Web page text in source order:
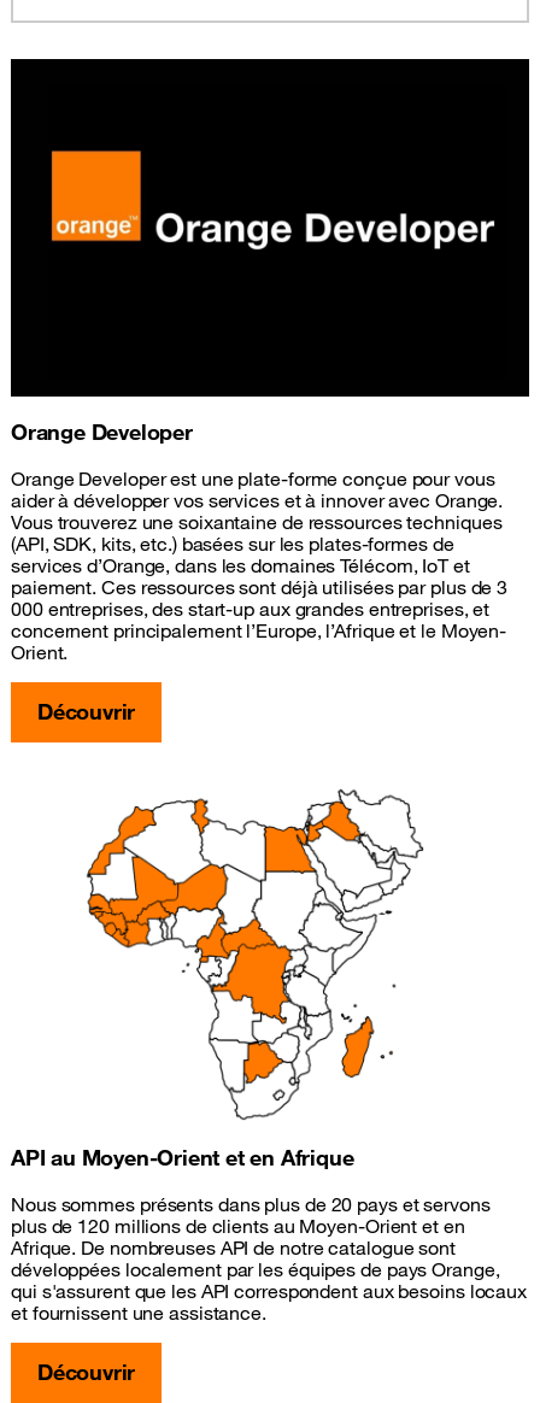
Orange Developer
Orange Developer est une plate-forme conçue pour vous
aider à développer vos services et à innover avec Orange.
Vous trouverez une soixantaine de ressources techniques
(API, SDK, kits, etc.) basées sur les plates-formes de
services d’Orange, dans les domaines Télécom, IoT et
paiement. Ces ressources sont déjà utilisées par plus de 3
000 entreprises, des start-up aux grandes entreprises, et
concernent principalement l’Europe, l’Afrique et le Moyen-
Orient.
Découvrir
API au Moyen-Orient et en Afrique
Nous sommes présents dans plus de 20 pays et servons
plus de 120 millions de clients au Moyen-Orient et en
Afrique. De nombreuses API de notre catalogue sont
développées localement par les équipes de pays Orange,
qui s'assurent que les API correspondent aux besoins locaux
et fournissent une assistance.
Découvrir